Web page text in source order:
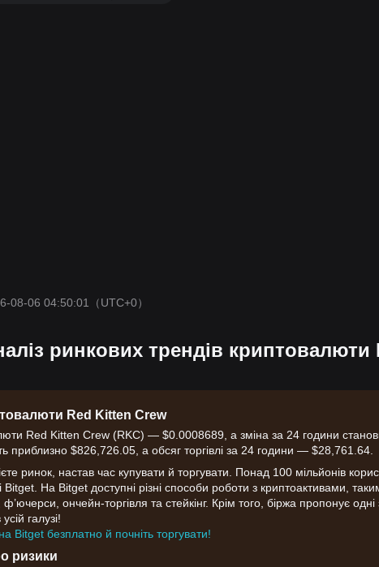
08-06 04:50:01 （UTC+0）
ринкових трендів криптовалюти
Red Kitten Crew
Red Kitten Crew (RKC) — $0.0008689, а зміна за 24 години
приблизно $826,726.05, а обсяг торгівлі за 24 години — $28,761.64.
ринок, настав час купувати й торгувати. Понад 100 мільйонів
Bitget. На Bitget доступні різні способи роботи з криптоактивами,
ончейн-торгівля та стейкінг. Крім того, біржа пропонує одні
галузі!
Bitget безплатно й почніть торгувати!
ризики